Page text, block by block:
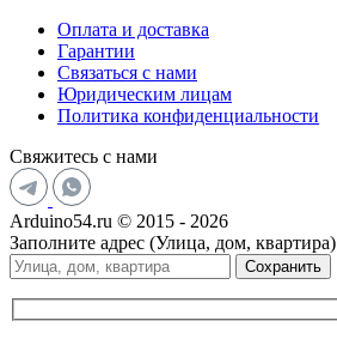
Оплата и доставка
Гарантии
Связаться с нами
Юридическим лицам
Политика конфиденциальности
Свяжитесь с нами
Arduino54.ru © 2015 - 2026
Заполните адрес (Улица, дом, квартира)
Сохранить